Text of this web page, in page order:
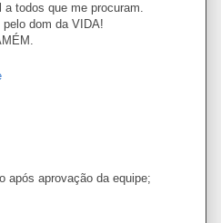
todos que me procuram.
dom da VIDA!
após aprovação da equipe;